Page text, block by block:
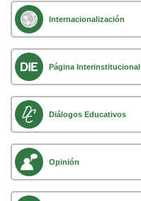
Internacionalización
Página Interinstitucional
Diálogos Educativos
Opinión